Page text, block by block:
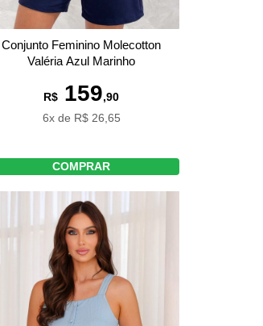
Conjunto Feminino Molecotton
Valéria Azul Marinho
R$ 159,90
6x de R$ 26,65
COMPRAR